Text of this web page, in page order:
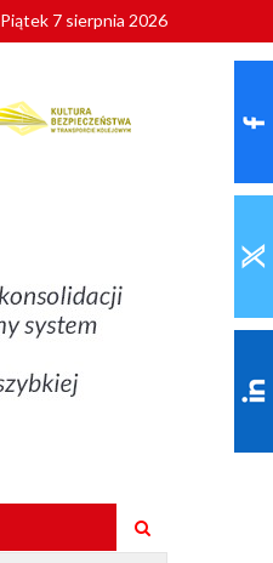
Piątek 7 sierpnia 2026